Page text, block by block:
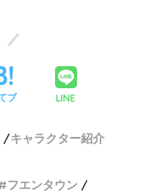
ブ LINE
キャラクター紹介
フエンタウン